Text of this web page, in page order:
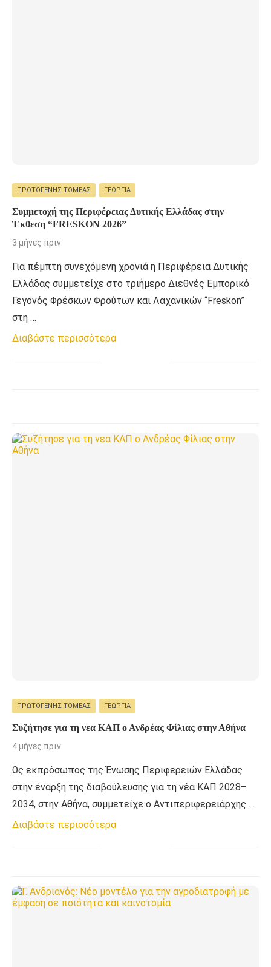
ΠΡΩΤΟΓΕΝΉΣ ΤΟΜΈΑΣ ΓΕΩΡΓΊΑ
Συμμετοχή της Περιφέρειας Δυτικής Ελλάδας στην
Έκθεση “FRESKON 2026”
3 μήνες πριν
Για πέμπτη συνεχόμενη χρονιά η Περιφέρεια Δυτικής
Ελλάδας συμμετείχε στο τριήμερο Διεθνές Εμπορικό
Γεγονός Φρέσκων Φρούτων και Λαχανικών “Freskon”
στη …
Διαβάστε περισσότερα
ΠΡΩΤΟΓΕΝΉΣ ΤΟΜΈΑΣ ΓΕΩΡΓΊΑ
Συζήτησε για τη νεα ΚΑΠ ο Ανδρέας Φίλιας στην Αθήνα
4 μήνες πριν
Ως εκπρόσωπος της Ένωσης Περιφερειών Ελλάδας
στην έναρξη της διαβούλευσης για τη νέα ΚΑΠ 2028–
2034, στην Αθήνα, συμμετείχε ο Αντιπεριφερειάρχης …
Διαβάστε περισσότερα